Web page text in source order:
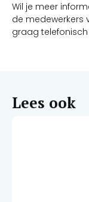
Wil je meer
de medewerkers
graag
Lees ook